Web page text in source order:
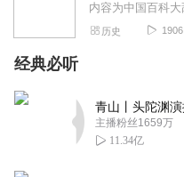
历史 1906
经典必听
主播粉丝1659万
11.34亿